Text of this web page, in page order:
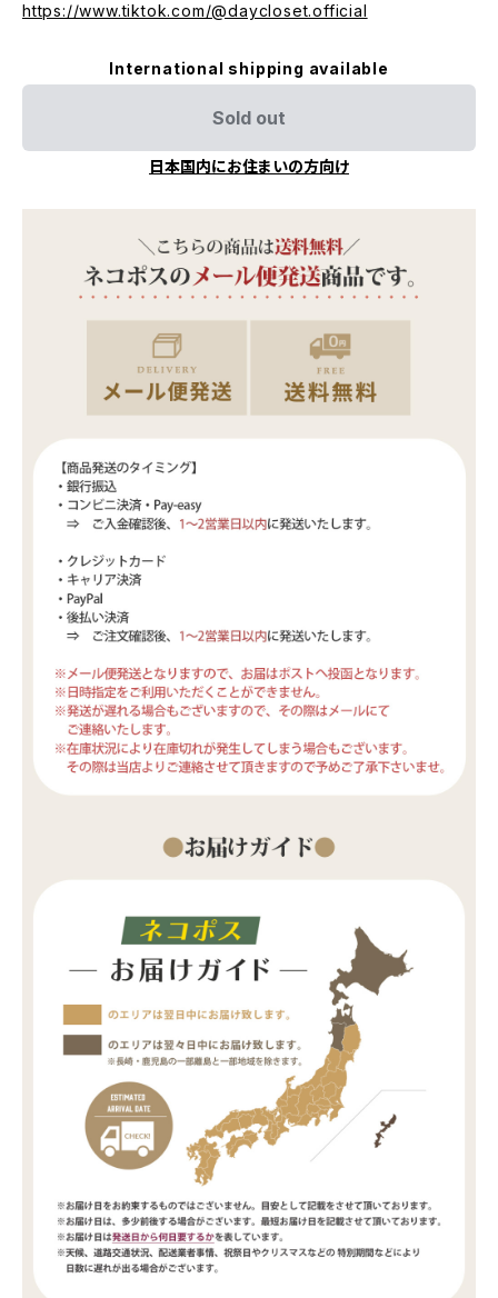
https://www.tiktok.com/@daycloset.official
International shipping available
Sold out
日本国内にお住まいの方向け